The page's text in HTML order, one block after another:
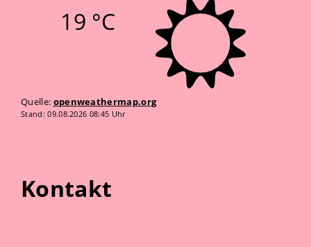
19 °C
Quelle: openweathermap.org
Stand: 09.08.2026 08:45 Uhr
Kontakt